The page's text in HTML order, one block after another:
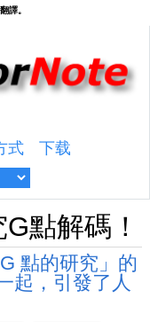
式 下载
點解碼！
點的研究」的
起，引發了人